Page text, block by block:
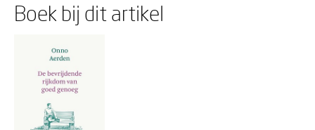
Boek bij dit artikel